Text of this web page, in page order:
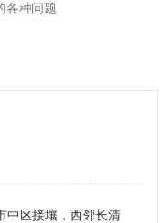
各种问题
中区接壤，西邻长清